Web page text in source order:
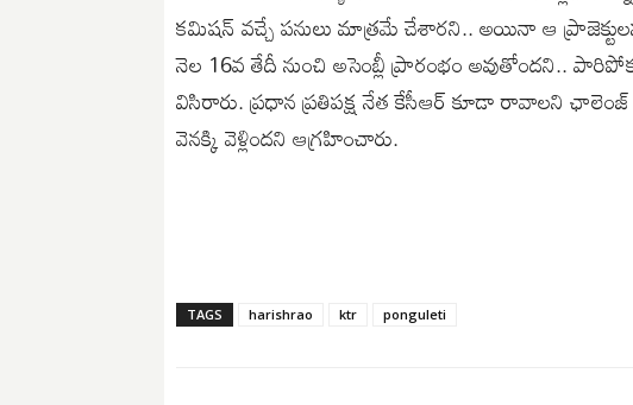
కమిషన్ వచ్చే పనులు మాత్రమే చేశారని.. అయినా ఆ
నెల 16వ తేదీ నుంచి అసెంబ్లీ ప్రారంభం అవుతోందని..
విసిరారు. ప్రధాన ప్రతిపక్ష నేత కేసీఆర్ కూడా రావాలని ఛాలెంజ్
వెనక్కి వెళ్లిందని ఆగ్రహించారు.
TAGS harishrao ktr ponguleti